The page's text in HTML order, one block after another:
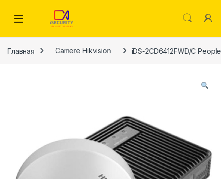
Главная Camere Hikvision iDS-2CD6412FWD/C